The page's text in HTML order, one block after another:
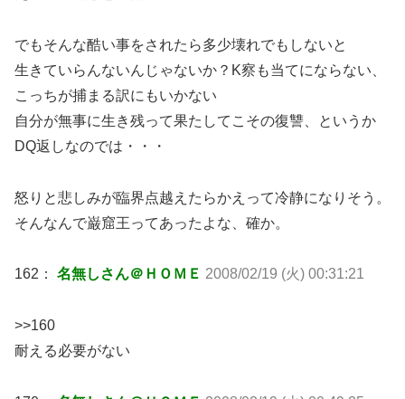
でもそんな酷い事をされたら多少壊れでもしないと
生きていらんないんじゃないか？K察も当てにならない、
こっちが捕まる訳にもいかない
自分が無事に生き残って果たしてこその復讐、というか
DQ返しなのでは・・・
怒りと悲しみが臨界点越えたらかえって冷静になりそう。
そんなんで巌窟王ってあったよな、確か。
162： 名無しさん＠ＨＯＭＥ 2008/02/19 (火) 00:31:21
>>160
耐える必要がない